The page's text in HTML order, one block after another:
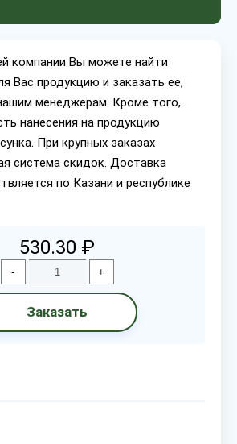
компании Вы можете найти
Вас продукцию и заказать ее,
менеджерам. Кроме того,
нанесения на продукцию
При крупных заказах
система скидок. Доставка
по Казани и республике
530.30 ₽
- +
Заказать